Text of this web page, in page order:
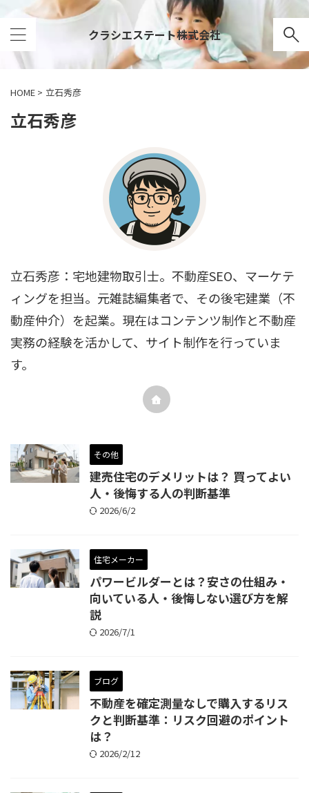
クラシエステート株式会社
HOME > 立石秀彦
立石秀彦
立石秀彦：宅地建物取引士。不動産SEO、マーケテ
ィングを担当。元雑誌編集者で、その後宅建業（不
動産仲介）を起業。現在はコンテンツ制作と不動産
実務の経験を活かして、サイト制作を行っていま
す。
その他
建売住宅のデメリットは？ 買ってよい
人・後悔する人の判断基準
2026/6/2
住宅メーカー
パワービルダーとは？安さの仕組み・
向いている人・後悔しない選び方を解
説
2026/7/1
ブログ
不動産を確定測量なしで購入するリス
クと判断基準：リスク回避のポイント
は？
2026/2/12